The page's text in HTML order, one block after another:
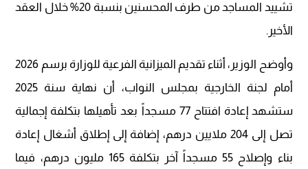
تشييد المساجد من طرف المحسنين بنسبة 20% خلال العقد
الأخير.
وأوضح الوزير، أثناء تقديم الميزانية الفرعية للوزارة برسم 2026
أمام لجنة الخارجية بمجلس النواب، أن نهاية سنة 2025
ستشهد إعادة افتتاح 77 مسجداً بعد تأهيلها بتكلفة إجمالية
تصل إلى 204 ملايين درهم، إضافة إلى إطلاق أشغال إعادة
بناء وإصلاح 55 مسجداً آخر بتكلفة 165 مليون درهم، فيما